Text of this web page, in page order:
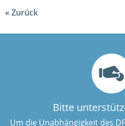
Zurück
Bitte
Um die Unabhängigkeit des